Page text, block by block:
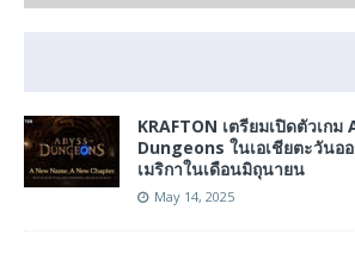
KRAFTON เตรียมเปิดตัวเก
Dungeons ในเอเชียตะวันอ
เมริกาในเดือนมิถุนายน
May 14, 2025